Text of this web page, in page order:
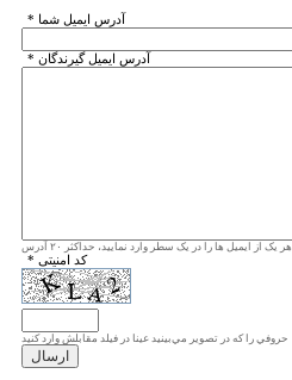
* آدرس ايميل شما
* آدرس ايميل گيرندگان
هر یک از ایمیل ها را در یک سطر وارد نمایید، حداکثر ۲۰ آدرس
* کد امنیتی
حروفي را كه در تصوير مي‌بينيد عينا در فيلد مقابلش وارد كنيد